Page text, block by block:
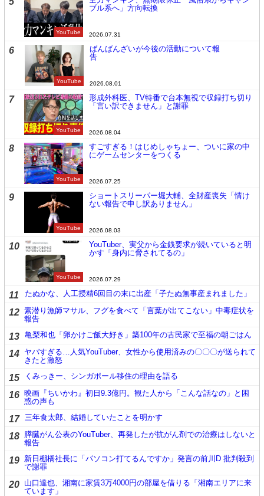
YouTube
ブル系へ」方向転換
2026.07.31
6
YouTube
ばんばんざいが今後の活動について報
告
2026.08.01
7
YouTube
形成外科医、TV特番で台本無視で収録打ち切り
「言い訳できません」と謝罪
2026.08.04
8
YouTube
すごすぎる！はじめしゃちょー、ついに家の中
にゲームセンターをつくる
2026.07.25
9
YouTube
ショートスリーパー堀大輔、全財産喪失「情け
ない報告で申し訳ありません」
2026.08.03
10
YouTube
YouTuber、実父から金銭要求が続いていると明
かす「身内に脅されてるの」
2026.07.29
11 たぬかな、人工授精6回目の末に出産「子たぬ無事産まれました」
12 素潜り漁師マサル、フグを食べて「言葉が出てこない」中毒症状を
報告
13 亀梨和也「卵かけご飯大好き」築100年の古民家で至福の朝ごはん
14 ヤバすぎる…人気YouTuber、女性から使用済みの〇〇〇が送られて
きたと激怒
15 くみっきー、シンガポール移住の理由を語る
16 映画『ちいかわ』初日9.3億円。観た人から「こんな話なの」と困
惑の声も
17 三年食太郎、結婚していたことを明かす
18 膵臓がん公表のYouTuber、再発したが抗がん剤での治療はしないと
報告
19 新日棚橋社長に「パソコン打てるんですか」発言の前川D 批判殺到
で謝罪
20 山口達也、湘南に家賃3万4000円の部屋を借りる「湘南エリアに来
ています」